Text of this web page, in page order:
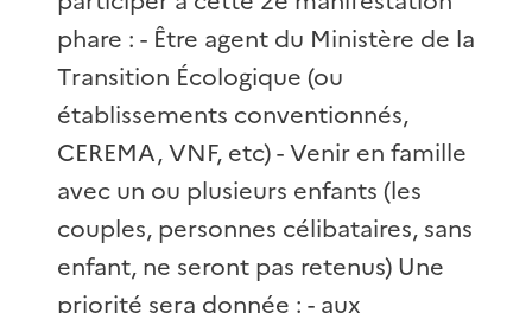
phare : - Être agent du Ministère de la
Transition Écologique (ou
établissements conventionnés,
CEREMA, VNF, etc) - Venir en famille
avec un ou plusieurs enfants (les
couples, personnes célibataires, sans
enfant, ne seront pas retenus) Une
priorité sera donnée : - aux